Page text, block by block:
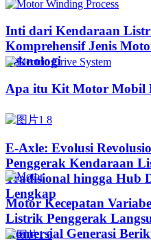
Inti dari Kendaraan
Komprehensif Jenis
Teknologi
Apa itu Kit Motor Mobil
E-Axle: Evolusi
Penggerak Kendaraan
Tradisional hingga Hub
Lengkap
Motor Kecepatan
Listrik Penggerak
Komersial Generasi